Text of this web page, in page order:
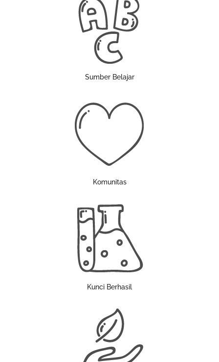
Sumber Belajar
Komunitas
Kunci Berhasil